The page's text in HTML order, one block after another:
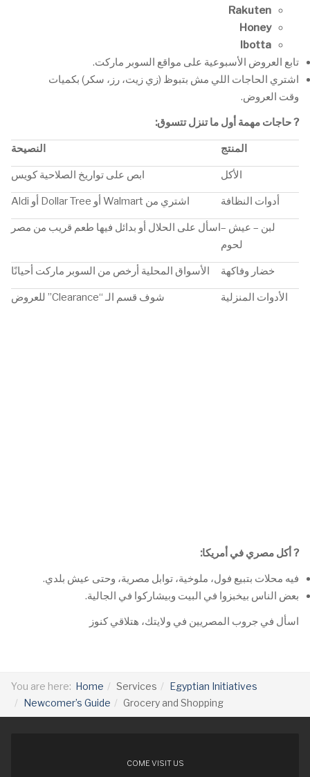
Rakuten
Honey
Ibotta
تابع العروض الأسبوعية على مواقع السوبر ماركت.
اشتري الحاجات اللي مش بتبوظ (زي زيت، رز، سكر) بكميات
وقت العروض.
?حاجات مهمة أول ما تنزل تتسوق:
المنتج النصيحة
الأكل ابص على تواريخ الصلاحية كويس
أدوات النظافة اشتري من Walmart أو Dollar Tree أو Aldi
لبن – عيش –
لحوم
اسأل على الحلال أو بدائل فيها طعم قريب من مصر
خضار وفاكهة الأسواق المحلية أرخص من السوبر ماركت أحيانًا
الأدوات المنزلية شوف قسم الـ “Clearance” للعروض
? أكل مصري في أمريكا:
فيه محلات بتبيع فول، ملوخية، توابل مصرية، وحتى عيش بلدي.
بعض الناس بيخبزوا في البيت وبيشاركوا في الجالية.
اسأل في جروب المصريين في ولايتك، هتلاقي كنوز
You are here: Home Services
Egyptian Initiatives
Newcomer’s Guide
Grocery and Shopping
COME VISIT US